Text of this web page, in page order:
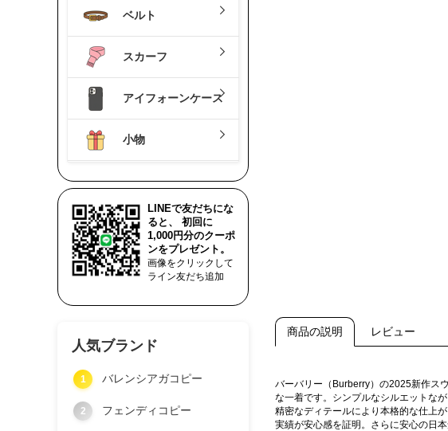
ベルト
スカーフ
アイフォーンケース
小物
LINEで友だちにな
ると、 初回に
1,000円分のクーポ
ンをプレゼント。
画像をクリックして
ライン友だち追加
人気ブランド
1 バレンシアガコピー
2 フェンディコピー
商品の説明 レビュー
バーバリー（Burberry）の2025新作ス
な一着です。シンプルなシルエットな
精密なディテールにより本格的な仕上
実績が安心感を証明。さらに安心の日